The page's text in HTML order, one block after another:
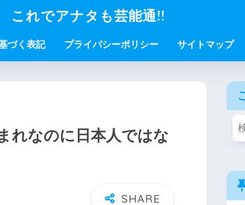
これでアナタも芸能通!!
づく表記 プライバシーポリシー サイトマップ
れなのに日本人ではな